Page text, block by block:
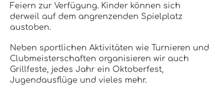
Feiern zur Verfügung. Kinder können sich
derweil auf dem angrenzenden Spielplatz
austoben.
Neben sportlichen Aktivitäten wie Turnieren und
Clubmeisterschaften organisieren wir auch
Grillfeste, jedes Jahr ein Oktoberfest,
Jugendausflüge und vieles mehr.